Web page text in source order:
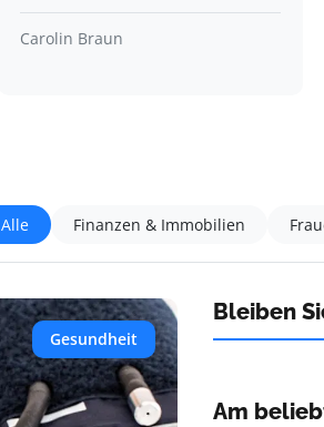
Carolin Braun
Alle Finanzen & Immobilien
Gesundheit
Bleiben
Am